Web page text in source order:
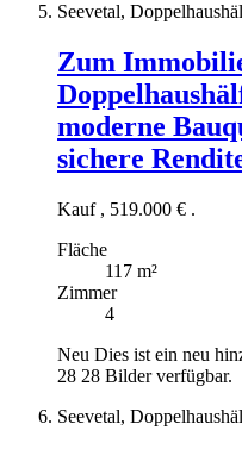
Seevetal,
Zum
moderne
sichere
Kauf , 519.000 € .
Fläche
117 m²
Zimmer
4
Neu Dies ist ein neu
28 28 Bilder verfügbar.
Seevetal,